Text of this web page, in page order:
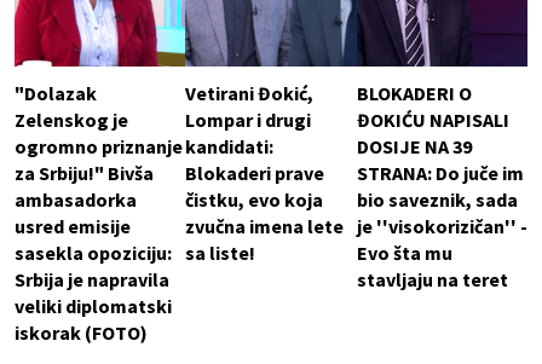
"Dolazak
Zelenskog je
ogromno priznanje
za Srbiju!" Bivša
ambasadorka
usred emisije
sasekla opoziciju:
Srbija je napravila
veliki diplomatski
iskorak (FOTO)
Vetirani Đokić,
Lompar i drugi
kandidati:
Blokaderi prave
čistku, evo koja
zvučna imena lete
sa liste!
BLOKADERI O
ĐOKIĆU NAPISALI
DOSIJE NA 39
STRANA: Do juče im
bio saveznik, sada
je ''visokorizičan'' -
Evo šta mu
stavljaju na teret